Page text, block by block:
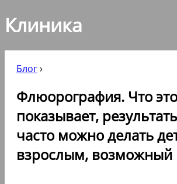
Клиника
Блог›
Флюорография. Что
показывает,
часто можно делать
взрослым, возможный